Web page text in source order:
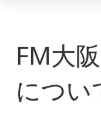
FM大
につい